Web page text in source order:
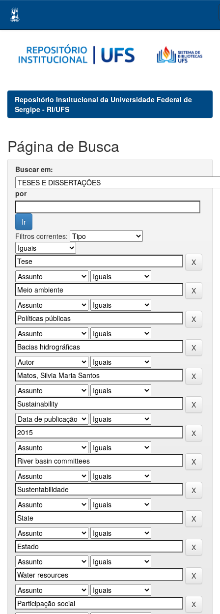
navigation
Repositório Institucional da Universidade Federal de
Sergipe - RI/UFS
Página de Busca
Buscar em:
por
Filtros correntes: